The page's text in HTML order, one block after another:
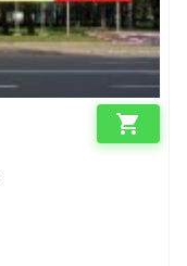
shopping_cart